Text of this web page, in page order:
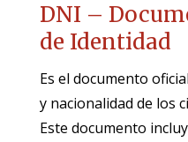
DNI –
de Identidad
Es el documento
y nacionalidad de los
Este documento